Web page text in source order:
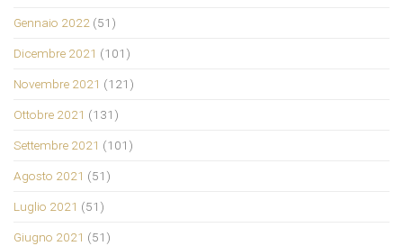
Gennaio 2022 (51)
Dicembre 2021 (101)
Novembre 2021 (121)
Ottobre 2021 (131)
Settembre 2021 (101)
Agosto 2021 (51)
Luglio 2021 (51)
Giugno 2021 (51)